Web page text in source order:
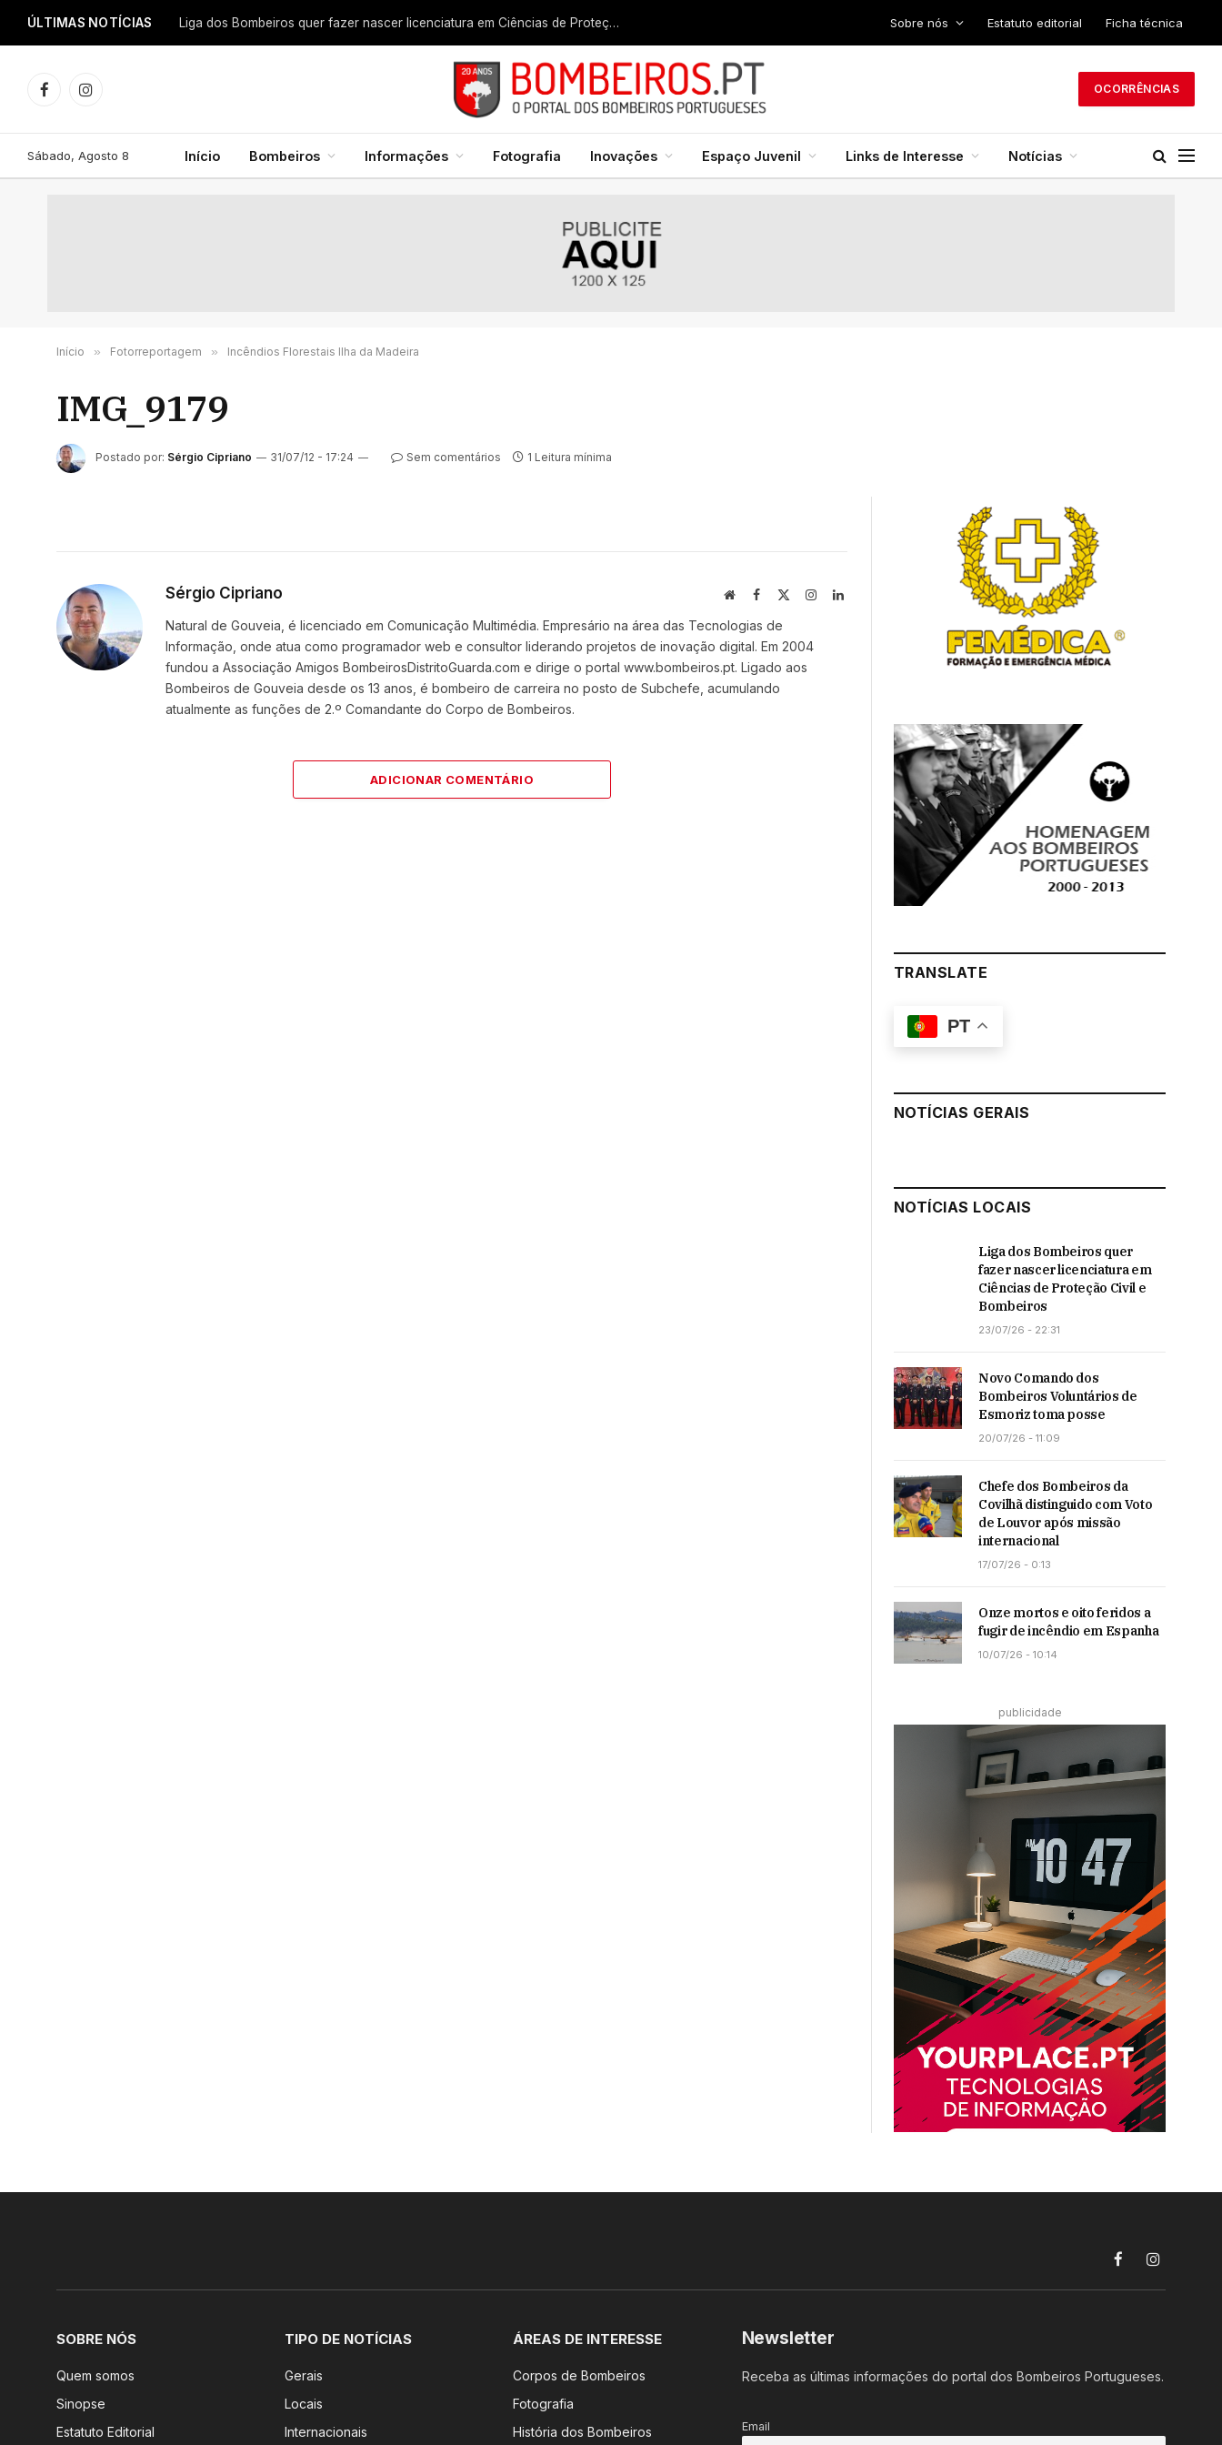
ÚLTIMAS NOTÍCIAS Liga dos Bombeiros quer fazer nascer licenciatura em Ciências de Proteção Civil e Bombeiros Sobre nós Estatuto editorial Ficha técnica
FacebookInstagram
OCORRÊNCIAS
Sábado, Agosto 8 Início Bombeiros Informações Fotografia Inovações Espaço Juvenil Links de Interesse Notícias
Início » Fotorreportagem » Incêndios Florestais Ilha da Madeira
IMG_9179
Postado por: Sérgio Cipriano 31/07/12 - 17:24 Sem comentários 1 Leitura mínima
Sérgio Cipriano WebsiteFacebook InstagramLinkedIn
Natural de Gouveia, é licenciado em Comunicação Multimédia. Empresário na área das Tecnologias de
Informação, onde atua como programador web e consultor liderando projetos de inovação digital. Em 2004
fundou a Associação Amigos BombeirosDistritoGuarda.com e dirige o portal www.bombeiros.pt. Ligado aos
Bombeiros de Gouveia desde os 13 anos, é bombeiro de carreira no posto de Subchefe, acumulando
atualmente as funções de 2.º Comandante do Corpo de Bombeiros.
ADICIONAR COMENTÁRIO
TRANSLATE
PT
NOTÍCIAS GERAIS
NOTÍCIAS LOCAIS
Liga dos Bombeiros quer
fazer nascer licenciatura em
Ciências de Proteção Civil e
Bombeiros
23/07/26 - 22:31
Novo Comando dos
Bombeiros Voluntários de
Esmoriz toma posse
20/07/26 - 11:09
Chefe dos Bombeiros da
Covilhã distinguido com Voto
de Louvor após missão
internacional
17/07/26 - 0:13
Onze mortos e oito feridos a
fugir de incêndio em Espanha
10/07/26 - 10:14
publicidade
FacebookInstagram
SOBRE NÓS
Quem somos
Sinopse
Estatuto Editorial
TIPO DE NOTÍCIAS
Gerais
Locais
Internacionais
ÁREAS DE INTERESSE
Corpos de Bombeiros
Fotografia
História dos Bombeiros
Newsletter
Receba as últimas informações do portal dos Bombeiros Portugueses.
Email